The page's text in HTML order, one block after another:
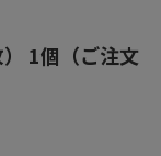
1個（ご注文